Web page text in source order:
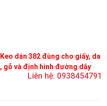
Keo dán 382 đùng cho giấy, da
, gỗ và định hình đường dây
trên bản mạchLiên hệ: 0938454791